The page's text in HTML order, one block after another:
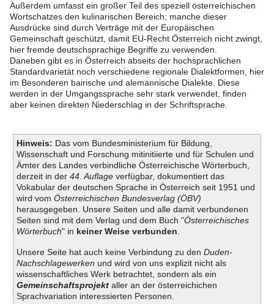
Außerdem umfasst ein großer Teil des speziell österreichischen
Wortschatzes den kulinarischen Bereich; manche dieser
Ausdrücke sind durch Verträge mit der Europäischen
Gemeinschaft geschützt, damit EU-Recht Österreich nicht zwingt,
hier fremde deutschsprachige Begriffe zu verwenden.
Daneben gibt es in Österreich abseits der hochsprachlichen
Standardvarietät noch verschiedene regionale Dialektformen, hier
im Besonderen bairische und alemannische Dialekte. Diese
werden in der Umgangssprache sehr stark verwendet, finden
aber keinen direkten Niederschlag in der Schriftsprache.
Hinweis: Das vom Bundesministerium für Bildung,
Wissenschaft und Forschung mitinitiierte und für Schulen und
Ämter des Landes verbindliche Österreichische Wörterbuch,
derzeit in der 44. Auflageverfügbar, dokumentiert das
Vokabular der deutschen Sprache in Österreich seit 1951 und
wird vom Österreichischen Bundesverlag (ÖBV)
herausgegeben. Unsere Seiten und alle damit verbundenen
Seiten sind mit dem Verlag und dem Buch "Österreichisches
Wörterbuch" in keiner Weise verbunden
Unsere Seite hat auch keine Verbindung zu den Duden-
Nachschlagewerken und wird von uns explizit nicht als
wissenschaftliches Werk betrachtet, sondern als ein
Gemeinschaftsprojektaller an der österreichichen
Sprachvariation interessierten Personen.